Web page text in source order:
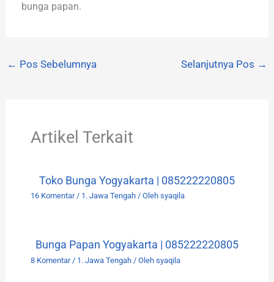
bunga papan.
← Pos Sebelumnya Selanjutnya Pos →
Artikel Terkait
Toko Bunga Yogyakarta | 085222220805
16 Komentar / 1. Jawa Tengah/ Oleh syaqila
Bunga Papan Yogyakarta | 085222220805
8 Komentar / 1. Jawa Tengah/ Oleh syaqila